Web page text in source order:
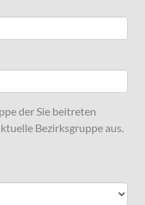
der Sie beitreten
Bezirksgruppe aus.